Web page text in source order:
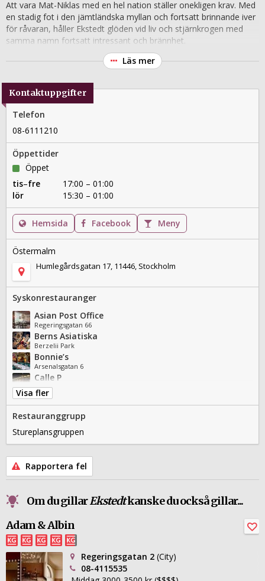
Att vara Mat-Niklas med en hel nation ställer onekligen krav. Med
en stadig fot i den jämtländska myllan och fortsatt brinnande iver
för råvaran, håller Ekstedt glöden vid liv och stjärnkrogen med
samma namn fortsatt intressant och brännhet.
Läs mer
Kontaktuppgifter
Telefon
08-6111210
Öppettider
Öppet
tis–fre
17:00 – 01:00
lör
15:30 – 01:00
Hemsida Facebook Meny
Östermalm
Humlegårdsgatan 17, 11446, Stockholm
Syskonrestauranger
Asian Post Office
Regeringsgatan 66
Berns Asiatiska
Berzelii Park
Bonnie’s
Arsenalsgatan 6
Calle P
Berzelii Park 10
Griffins' Steakhouse
Klarabergsviadukten 67
Hillenberg
Humlegårdsgatan 14
L'Avventura
Nour
Norrlandsgatan 24
Röda huset
Supper
Tyge & Sessil
Brahegatan 4
Visa fler
Restauranggrupp
Stureplansgruppen
Rapportera fel
Om du gillarEkstedtkanske du också gillar...
Adam & Albin
Regeringsgatan 2 (City)
08-4115535